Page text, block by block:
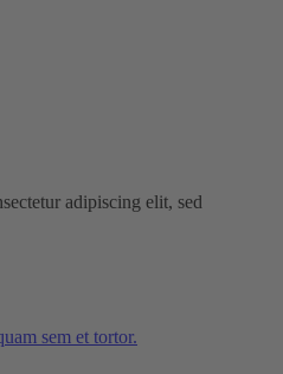
adipiscing elit, sed
sem et tortor.